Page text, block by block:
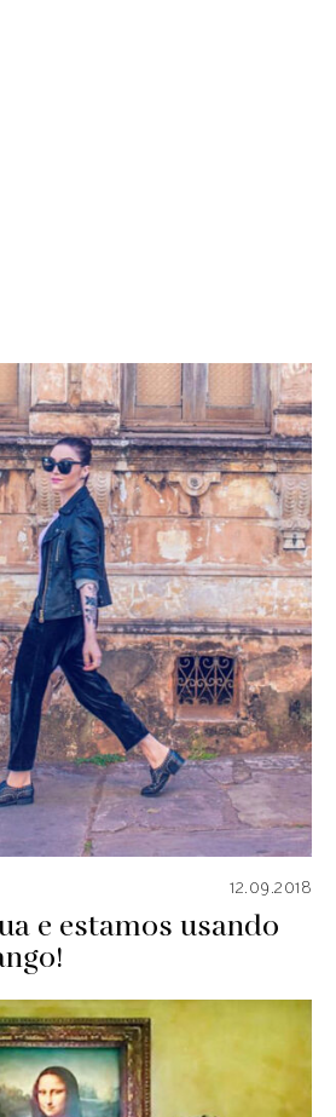
12.09.2018
e estamos usando